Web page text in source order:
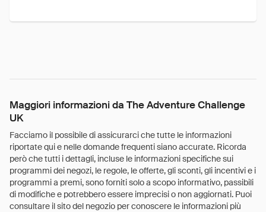
Maggiori informazioni da The Adventure Challenge
UK
Facciamo il possibile di assicurarci che tutte le informazioni
riportate qui e nelle domande frequenti siano accurate. Ricorda
però che tutti i dettagli, incluse le informazioni specifiche sui
programmi dei negozi, le regole, le offerte, gli sconti, gli incentivi e i
programmi a premi, sono forniti solo a scopo informativo, passibili
di modifiche e potrebbero essere imprecisi o non aggiornati. Puoi
consultare il sito del negozio per conoscere le informazioni più